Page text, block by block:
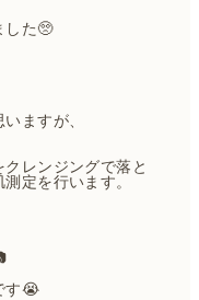
した🥺
ますが、
レンジングで落と
定を行います。
す😭